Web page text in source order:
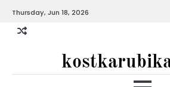
content
Thursday, Jun 18, 2026